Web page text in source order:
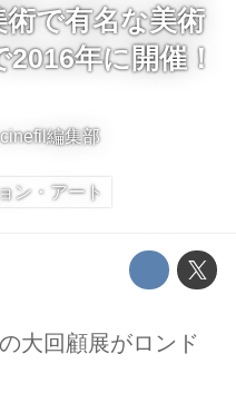
術で有名な美術
年に開催！
cinefil編集部
ン・アート
大回顧展がロンド